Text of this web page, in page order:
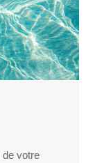
de votre